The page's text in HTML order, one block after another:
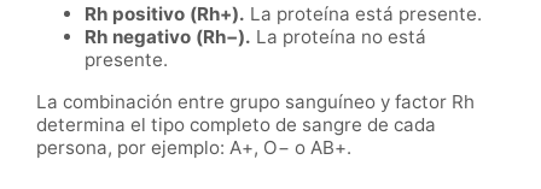
Rh positivo (Rh+). La proteína está presente.
Rh negativo (Rh−). La proteína no está
presente.
La combinación entre grupo sanguíneo y factor Rh
determina el tipo completo de sangre de cada
persona, por ejemplo: A+, O− o AB+.